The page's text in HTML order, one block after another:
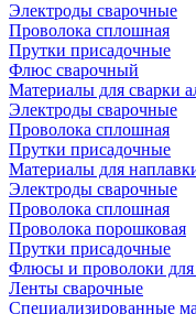
Электроды сварочные
Проволока сплошная
Прутки присадочные
Флюс сварочный
Материалы для сварки
Электроды сварочные
Проволока сплошная
Прутки присадочные
Материалы для
Электроды сварочные
Проволока сплошная
Проволока порошковая
Прутки присадочные
Флюсы и проволоки для
Ленты сварочные
Специализированные